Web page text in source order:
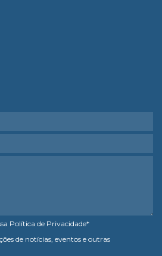
Política de Privacidade*
de notícias, eventos e outras